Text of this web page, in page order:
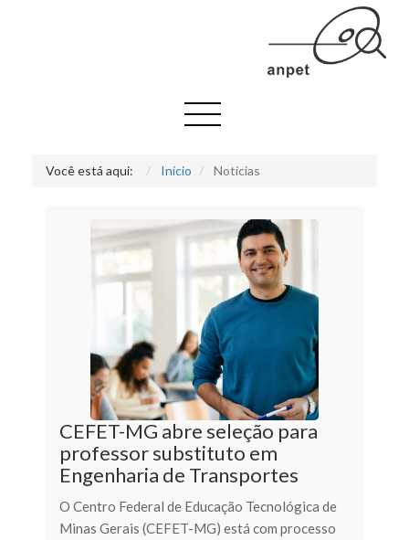
Você está aqui: Início Notícias
CEFET-MG abre seleção para
professor substituto em
Engenharia de Transportes
O Centro Federal de Educação Tecnológica de
Minas Gerais (CEFET-MG) está com processo